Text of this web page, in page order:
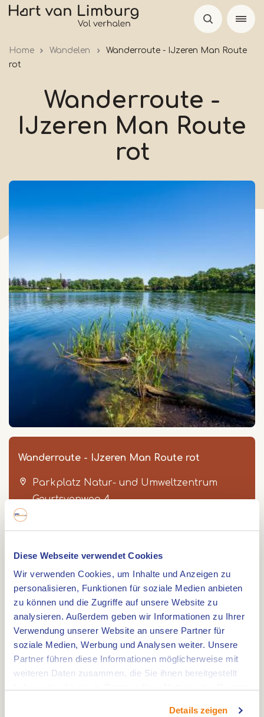
Diese Webseite verwendet Cookies
Wir verwenden Cookies, um Inhalte und Anzeigen zu
personalisieren, Funktionen für soziale Medien anbieten
zu können und die Zugriffe auf unsere Website zu
analysieren. Außerdem geben wir Informationen zu Ihrer
Verwendung unserer Website an unsere Partner für
soziale Medien, Werbung und Analysen weiter. Unsere
Partner führen diese Informationen möglicherweise mit
weiteren Daten zusammen, die Sie ihnen bereitgestellt
Details zeigen
Skip
Home Wandelen
Wanderroute - IJzeren Man Route
rot
Wanderroute -
IJzeren Man Route
rot
Wanderroute - IJzeren Man Route rot
Parkplatz Natur- und Umweltzentrum
Geurtsvenweg 4
Route
Länge: 1,9 km. Die Wanderroute - IJzeren Man
Route rot führt Sie am Großen und Kleinen IJzeren
Man See vorbei und in Richtung
Im Naturschutzgebiet IJzeren Man sind Erholung